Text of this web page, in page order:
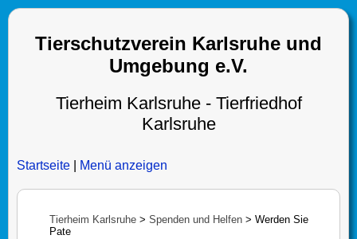
Tierschutzverein Karlsruhe und
Umgebung e.V.
Tierheim Karlsruhe - Tierfriedhof
Karlsruhe
Startseite Menü anzeigen
Tierheim Karlsruhe > Spenden und Helfen > Werden Sie
Pate